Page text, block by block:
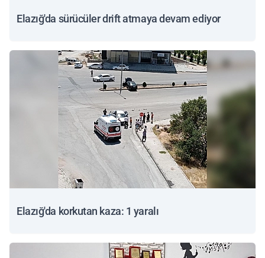
Elazığ'da sürücüler drift atmaya devam ediyor
Elazığ'da korkutan kaza: 1 yaralı